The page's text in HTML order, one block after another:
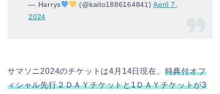
— Harrys (@kaito1886164841)April 7,
2024
サマソニ2024のチケットは4月14日現在、 特典付オフ
ィシャル先行２ＤＡＹチケットと1ＤＡＹチケットが3